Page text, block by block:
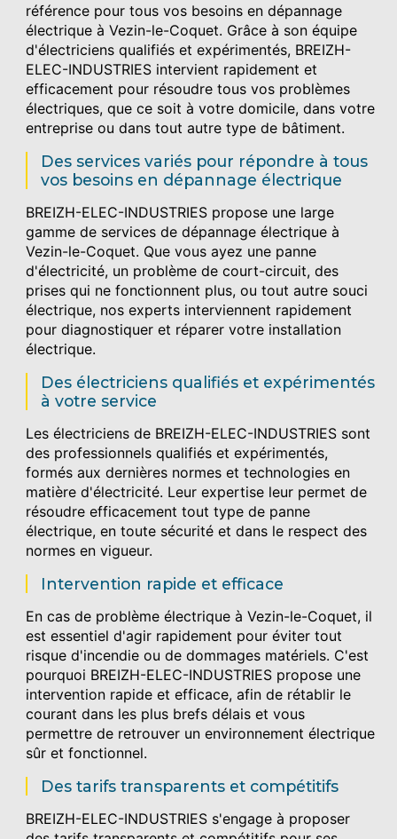
référence pour tous vos besoins en dépannage
électrique à Vezin-le-Coquet. Grâce à son équipe
d'électriciens qualifiés et expérimentés, BREIZH-
ELEC-INDUSTRIES intervient rapidement et
efficacement pour résoudre tous vos problèmes
électriques, que ce soit à votre domicile, dans votre
entreprise ou dans tout autre type de bâtiment.
Des services variés pour répondre à tous
vos besoins en dépannage électrique
BREIZH-ELEC-INDUSTRIES propose une large
gamme de services de dépannage électrique à
Vezin-le-Coquet. Que vous ayez une panne
d'électricité, un problème de court-circuit, des
prises qui ne fonctionnent plus, ou tout autre souci
électrique, nos experts interviennent rapidement
pour diagnostiquer et réparer votre installation
électrique.
Des électriciens qualifiés et expérimentés
à votre service
Les électriciens de BREIZH-ELEC-INDUSTRIES sont
des professionnels qualifiés et expérimentés,
formés aux dernières normes et technologies en
matière d'électricité. Leur expertise leur permet de
résoudre efficacement tout type de panne
électrique, en toute sécurité et dans le respect des
normes en vigueur.
Intervention rapide et efficace
En cas de problème électrique à Vezin-le-Coquet, il
est essentiel d'agir rapidement pour éviter tout
risque d'incendie ou de dommages matériels. C'est
pourquoi BREIZH-ELEC-INDUSTRIES propose une
intervention rapide et efficace, afin de rétablir le
courant dans les plus brefs délais et vous
permettre de retrouver un environnement électrique
sûr et fonctionnel.
Des tarifs transparents et compétitifs
BREIZH-ELEC-INDUSTRIES s'engage à proposer